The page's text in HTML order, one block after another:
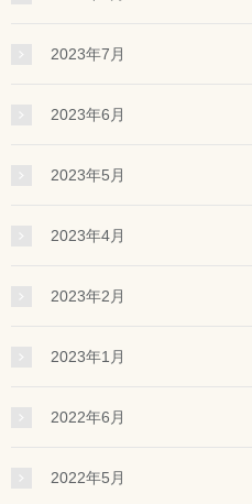
2023年7月
2023年6月
2023年5月
2023年4月
2023年2月
2023年1月
2022年6月
2022年5月